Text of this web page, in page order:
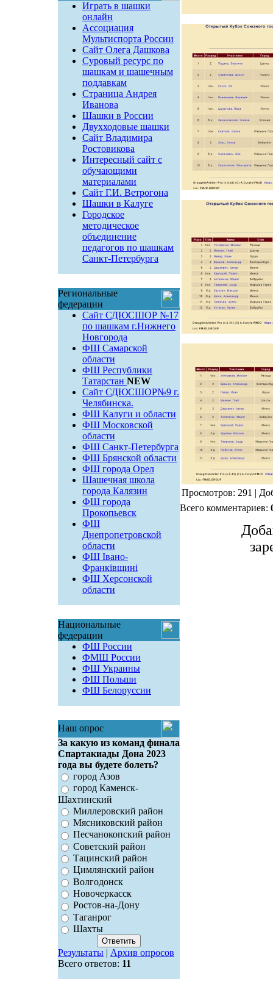
Играть в шашки
онлайн
Ассоциация
Мультиспорта России
Сайт Олега Дашкова
Суровый ресурс по
шашкам и шашечным
поддавкам
Страница Андрея
Иванова
Шашки в России
Двухходовые шашки
Сайт Владимира
Ростовикова
Интересный сайт с
обучающими
материалами
Сайт Г.И. Ветрогона
Шашки в Калуге
Городское
методическое
объединение
педагогов по шашкам
Санкт-Петербурга
Региональные
федерации
Сайт СДЮСШОР №17
по шашкам г.Нижнего
Новгорода
ФШ Самарской
области
ФШ Республики
Татарстан NEW
Сайт СДЮСШОР№9 г.
Челябинска.
ФШ Калуги и области
ФШ Московской
области
ФШ Санкт-Петербурга
ФШ Брянской области
ФШ города Орел
Шашечная школа
города Калязин
ФШ города
Прокопьевск
ФШ
Днепропетровской
области
ФШ Івано-
Франківщині
ФШ Херсонской
области
Национальные
федерации
ФШ России
ФМШ России
ФШ Украины
ФШ Польши
ФШ Белоруссии
Наш опрос
За какую из команд финала
Спартакиады Дона 2023
года вы будете болеть?
город Азов
город Каменск-
Шахтинский
Миллеровский район
Мясниковский район
Песчанокопский район
Советский район
Тацинский район
Цимлянский район
Волгодонск
Новочеркасск
Ростов-на-Дону
Таганрог
Шахты
Результаты| Архив опросов
Всего ответов: 11
Просмотров: 291 |
Всего комментариев: